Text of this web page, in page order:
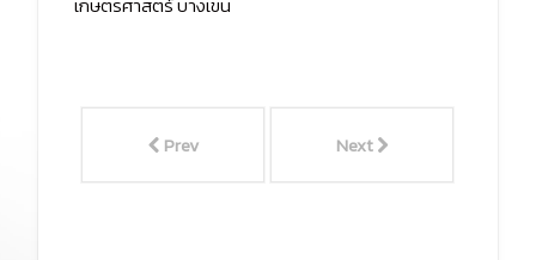
Prev Next